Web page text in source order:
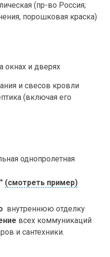
(пр-во Россия;
порошковая краска)
окнах и дверях
и свесов кровли
(включая его
однопролетная
(смотреть пример)
внутреннюю отделку
всех коммуникаций
и сантехники.